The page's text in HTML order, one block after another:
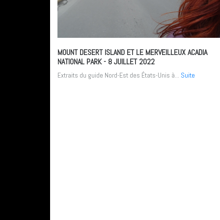
MOUNT DESERT ISLAND ET LE MERVEILLEUX ACADIA
NATIONAL PARK- 8 JUILLET 2022
Extraits du guide Nord-Est des États-Unis à... Suite